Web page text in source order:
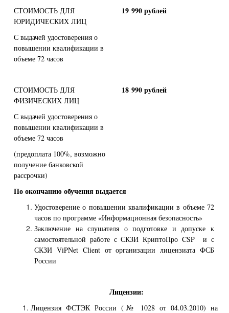
СТОИМОСТЬ ДЛЯ
ЮРИДИЧЕСКИХ ЛИЦ
С выдачей удостоверения о
повышении квалификации в
объеме 72 часов
19 990 рублей
СТОИМОСТЬ ДЛЯ
ФИЗИЧЕСКИХ ЛИЦ
С выдачей удостоверения о
повышении квалификации в
объеме 72 часов
(предоплата 100%, возможно
получение банковской
рассрочки)
18 990 рублей
По окончанию обучения выдается
Удостоверение о повышении квалификации в объеме 72
часов по программе «Информационная безопасность»
Заключение на слушателя о подготовке и допуске к
самостоятельной работе с СКЗИ КриптоПро CSP и с
СКЗИ ViPNet Client от организации лицензиата ФСБ
России
Лицензии:
Лицензия ФСТЭК России (№ 1028 от 04.03.2010) на